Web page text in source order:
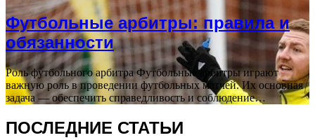
Футбольные арбитры: правила и
обязанности
Роль футбольного арбитра Футбольные арбитры играют
важную роль в проведении футбольных матчей. Их основная
задача — обеспечить справедливость и соблюдение…
ПОСЛЕДНИЕ СТАТЬИ